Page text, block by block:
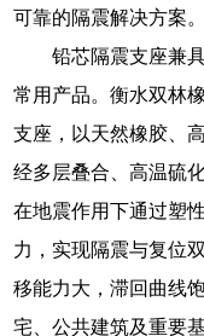
可靠的隔震解决方案。
铅芯隔震支座兼
常用产品。衡水双林
支座，以天然橡胶、
经多层叠合、高温硫
在地震作用下通过塑
力，实现隔震与复位
移能力大，滞回曲线
宅、公共建筑及重要